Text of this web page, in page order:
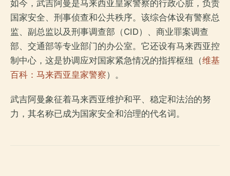
如今，武吉阿曼是马来西亚皇家警察的行政心脏，负责
国家安全、刑事侦查和公共秩序。该综合体设有警察总
监、副总监以及刑事调查部（CID）、商业罪案调查
部、交通部等专业部门的办公室。它还设有马来西亚控
制中心，这是协调应对国家紧急情况的指挥枢纽（维基
百科：马来西亚皇家警察）。
武吉阿曼象征着马来西亚维护和平、稳定和法治的努
力，其名称已成为国家安全和治理的代名词。